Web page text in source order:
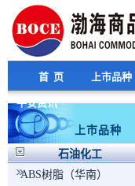
首 页 上市品种
平安资讯
上市品种
石油化工
ABS树脂（华南）